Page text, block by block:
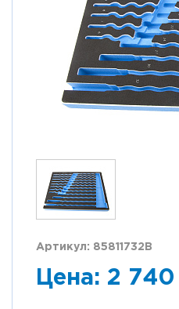
Артикул: 85811732B
Цена: 2